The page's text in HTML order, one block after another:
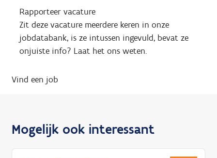
Rapporteer vacature
Zit deze vacature meerdere keren in onze
jobdatabank, is ze intussen ingevuld, bevat ze
onjuiste info? Laat het ons weten.
Vind een job
Mogelijk ook interessant